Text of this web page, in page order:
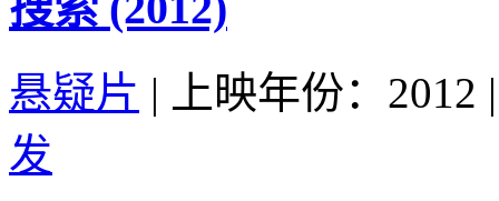
悬疑片 | 上映年份：2012 |
发